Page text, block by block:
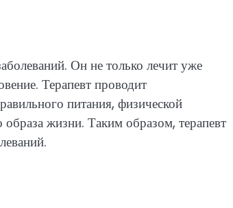
Он не только лечит уже
Терапевт проводит
питания, физической
жизни. Таким образом, терапевт